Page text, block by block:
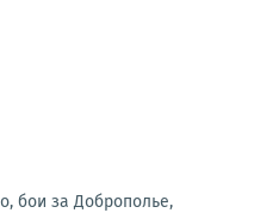
бои за Доброполье,